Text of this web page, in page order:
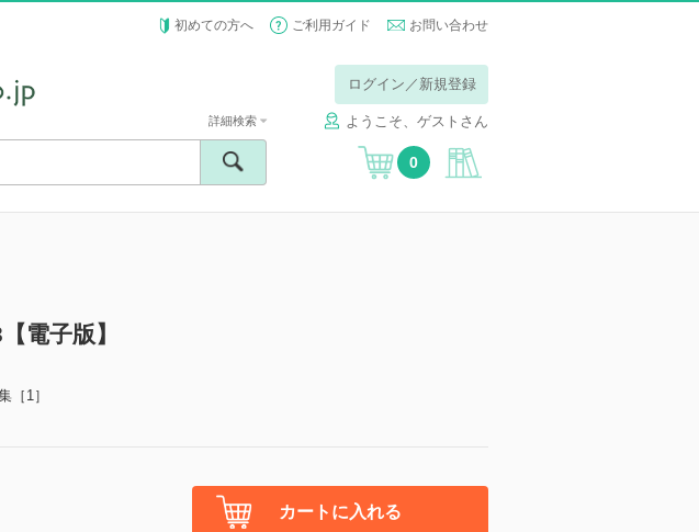
初めての方へ ご利用ガイド お問い合わせ
ログイン／新規登録
ようこそ、ゲストさん
詳細検索
0
電子版】
［1］
カートに入れる